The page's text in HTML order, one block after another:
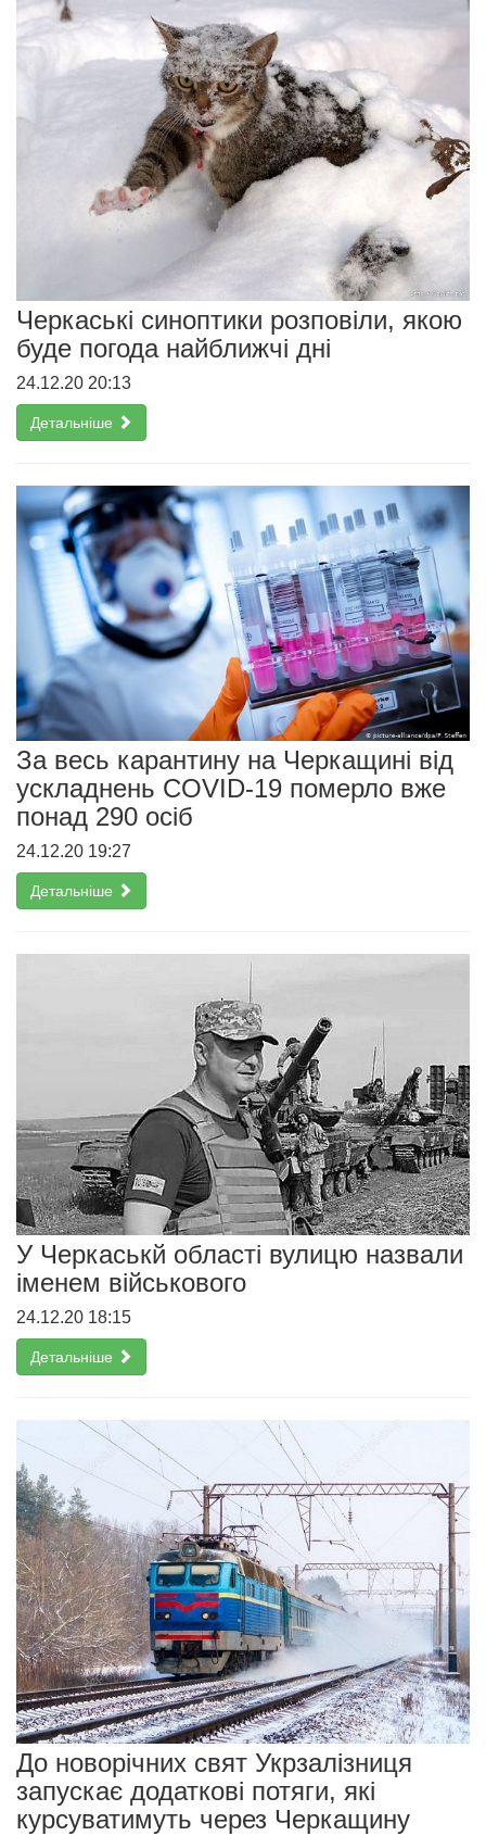
Черкаські синоптики розповіли, якою
буде погода найближчі дні
24.12.20 20:13
Детальніше
За весь карантину на Черкащині від
ускладнень COVID-19 померло вже
понад 290 осіб
24.12.20 19:27
Детальніше
У Черкаськй області вулицю назвали
іменем військового
24.12.20 18:15
Детальніше
До новорічних свят Укрзалізниця
запускає додаткові потяги, які
курсуватимуть через Черкащину